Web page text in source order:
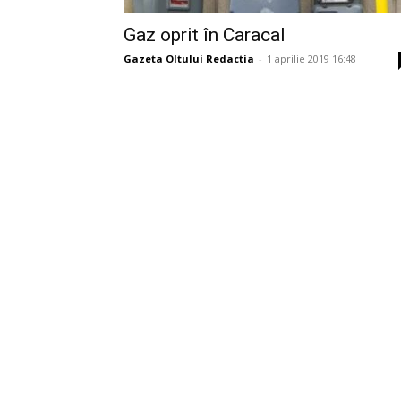
Gaz oprit în Caracal
Gazeta Oltului Redactia - 1 aprilie 2019 16:48